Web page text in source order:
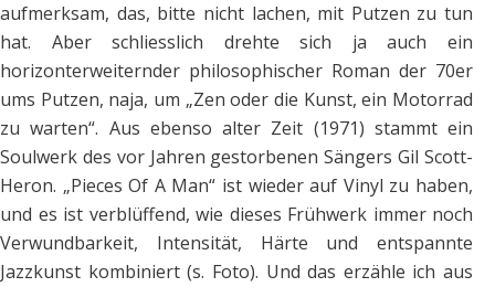
aufmerksam, das, bitte nicht lachen, mit Putzen zu tun
hat. Aber schliesslich drehte sich ja auch ein
horizonterweiternder philosophischer Roman der 70er
ums Putzen, naja, um „Zen oder die Kunst, ein Motorrad
zu warten“. Aus ebenso alter Zeit (1971) stammt ein
Soulwerk des vor Jahren gestorbenen Sängers Gil Scott-
Heron. „Pieces Of A Man“ ist wieder auf Vinyl zu haben,
und es ist verblüffend, wie dieses Frühwerk immer noch
Verwundbarkeit, Intensität, Härte und entspannte
Jazzkunst kombiniert (s. Foto). Und das erzähle ich aus